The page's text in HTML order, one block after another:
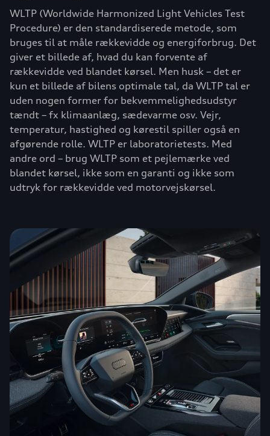
WLTP (Worldwide Harmonized Light Vehicles Test
Procedure) er den standardiserede metode, som
bruges til at måle rækkevidde og energiforbrug. Det
giver et billede af, hvad du kan forvente af
rækkevidde ved blandet kørsel. Men husk – det er
kun et billede af bilens optimale tal, da WLTP tal er
uden nogen former for bekvemmelighedsudstyr
tændt – fx klimaanlæg, sædevarme osv. Vejr,
temperatur, hastighed og kørestil spiller også en
afgørende rolle. WLTP er laboratorietests. Med
andre ord – brug WLTP som et pejlemærke ved
blandet kørsel, ikke som en garanti og ikke som
udtryk for rækkevidde ved motorvejskørsel.